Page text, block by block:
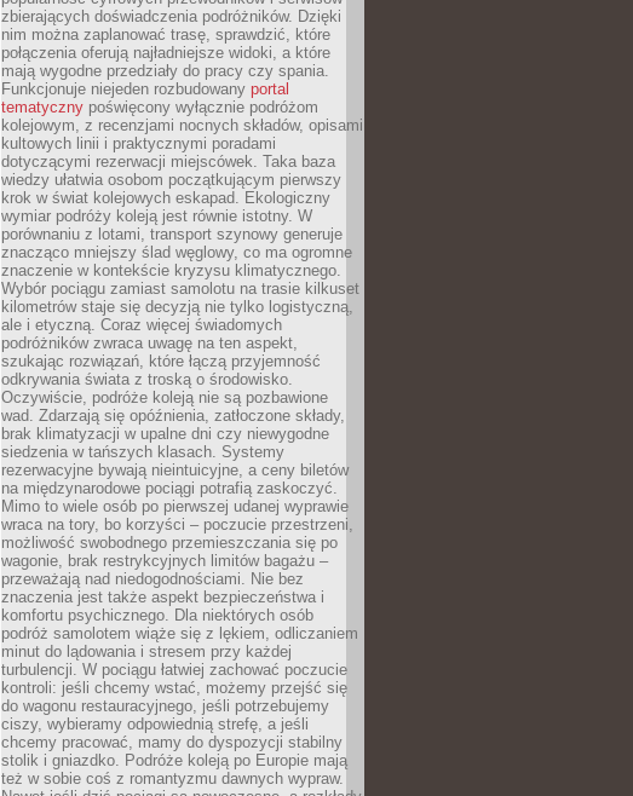
zbierających doświadczenia podróżników. Dzięki
nim można zaplanować trasę, sprawdzić, które
połączenia oferują najładniejsze widoki, a które
mają wygodne przedziały do pracy czy spania.
Funkcjonuje niejeden rozbudowany portal
tematyczny poświęcony wyłącznie podróżom
kolejowym, z recenzjami nocnych składów, opisami
kultowych linii i praktycznymi poradami
dotyczącymi rezerwacji miejscówek. Taka baza
wiedzy ułatwia osobom początkującym pierwszy
krok w świat kolejowych eskapad. Ekologiczny
wymiar podróży koleją jest równie istotny. W
porównaniu z lotami, transport szynowy generuje
znacząco mniejszy ślad węglowy, co ma ogromne
znaczenie w kontekście kryzysu klimatycznego.
Wybór pociągu zamiast samolotu na trasie kilkuset
kilometrów staje się decyzją nie tylko logistyczną,
ale i etyczną. Coraz więcej świadomych
podróżników zwraca uwagę na ten aspekt,
szukając rozwiązań, które łączą przyjemność
odkrywania świata z troską o środowisko.
Oczywiście, podróże koleją nie są pozbawione
wad. Zdarzają się opóźnienia, zatłoczone składy,
brak klimatyzacji w upalne dni czy niewygodne
siedzenia w tańszych klasach. Systemy
rezerwacyjne bywają nieintuicyjne, a ceny biletów
na międzynarodowe pociągi potrafią zaskoczyć.
Mimo to wiele osób po pierwszej udanej wyprawie
wraca na tory, bo korzyści – poczucie przestrzeni,
możliwość swobodnego przemieszczania się po
wagonie, brak restrykcyjnych limitów bagażu –
przeważają nad niedogodnościami. Nie bez
znaczenia jest także aspekt bezpieczeństwa i
komfortu psychicznego. Dla niektórych osób
podróż samolotem wiąże się z lękiem, odliczaniem
minut do lądowania i stresem przy każdej
turbulencji. W pociągu łatwiej zachować poczucie
kontroli: jeśli chcemy wstać, możemy przejść się
do wagonu restauracyjnego, jeśli potrzebujemy
ciszy, wybieramy odpowiednią strefę, a jeśli
chcemy pracować, mamy do dyspozycji stabilny
stolik i gniazdko. Podróże koleją po Europie mają
też w sobie coś z romantyzmu dawnych wypraw.